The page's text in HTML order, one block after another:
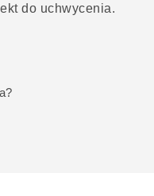
do uchwycenia.